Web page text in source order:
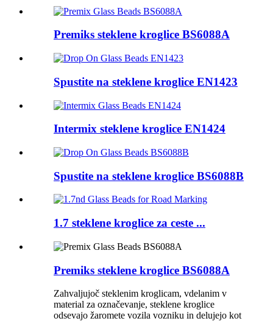
Premiks steklene kroglice BS6088A
Spustite na steklene kroglice EN1423
Intermix steklene kroglice EN1424
Spustite na steklene kroglice BS6088B
1.7 steklene kroglice za ceste ...
Premiks steklene kroglice BS6088A
Zahvaljujoč steklenim kroglicam, vdelanim v
material za označevanje, steklene kroglice
odsevajo žaromete vozila vozniku in delujejo kot